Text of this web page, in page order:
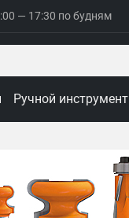
— 17:30 по будням
Ручной инструмент